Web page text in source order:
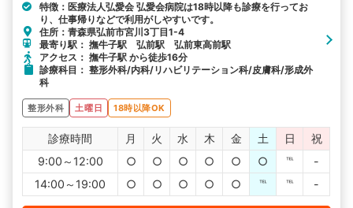
特徴：医療法人弘愛会 弘愛会病院は18時以降も診療を行ってお
り、仕事帰りなどで利用がしやすいです。
住所：青森県弘前市宮川3丁目1-4
最寄り駅： 撫牛子駅 弘前駅 弘前東高前駅
アクセス： 撫牛子駅 から徒歩16分
診療科目： 整形外科/内科/リハビリテーション科/皮膚科/形成外
科
整形外科 土曜日 18時以降OK
診療時間 月 火 水 木 金 土 日
祝
9:00～12:00
○ ○ ○ ○ ○ ○ ℡
-
14:00～19:00
○ ○ ○ ○ ○ ℡ ℡ -